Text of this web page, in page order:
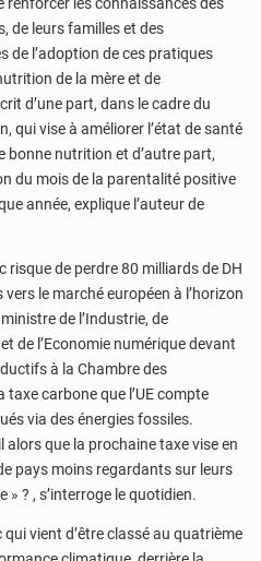
renforcer les connaissances des
de leurs familles et des
de l’adoption de ces pratiques
de la mère et de
d’une part, dans le cadre du
qui vise à améliorer l’état de santé
bonne nutrition et d’autre part,
du mois de la parentalité positive
année, explique l’auteur de
risque de perdre 80 milliards de DH
le marché européen à l’horizon
de l’Industrie, de
de l’Economie numérique devant
à la Chambre des
carbone que l’UE compte
via des énergies fossiles.
alors que la prochaine taxe vise en
pays moins regardants sur leurs
» ? , s’interroge le quotidien.
qui vient d’être classé au quatrième